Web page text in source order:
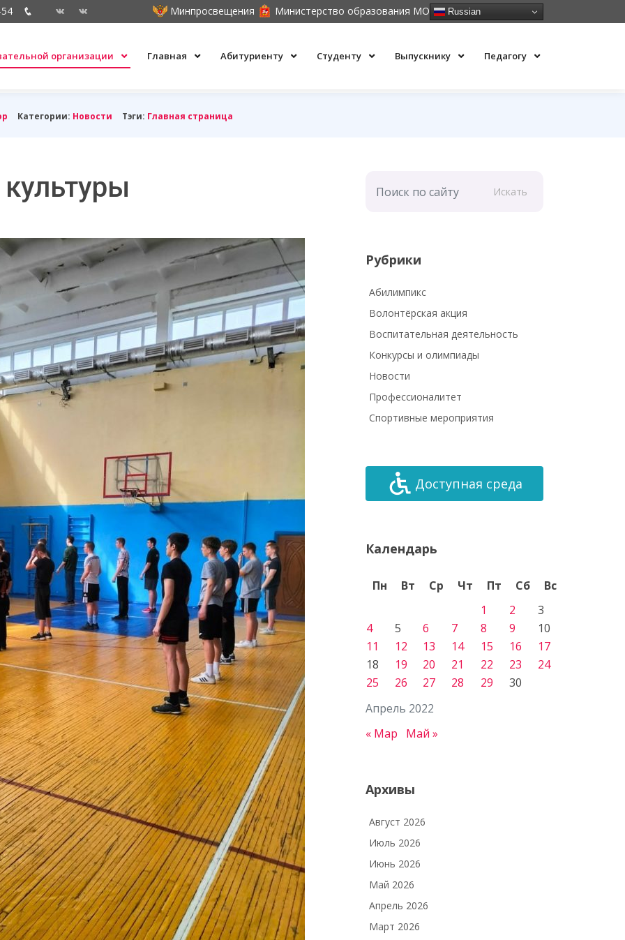
Минпросвещения Министерство образования МО Russian
организации Главная Абитуриенту Студенту Выпускнику Педагогу
Категории: Новости Тэги: Главная страница
Искать
Рубрики
Абилимпикс
Волонтёрская акция
Воспитательная деятельность
Конкурсы и олимпиады
Новости
Профессионалитет
Спортивные мероприятия
Доступная среда
Календарь
Апрель 2022
Пн Вт Ср Чт Пт Сб
Вс
1
2
3
4
5 6 7 8 9
10
11
12 13 14 15 16
17
18
19 20 21 22 23
24
25
26 27 28 29 30
« Мар Май »
Архивы
Август 2026
Июль 2026
Июнь 2026
Май 2026
Апрель 2026
Март 2026